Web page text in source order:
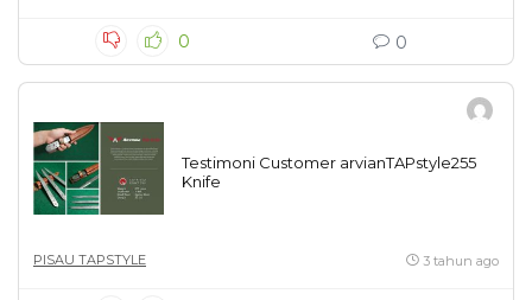
0 0
Testimoni Customer arvianTAPstyle255
Knife
PISAU TAPSTYLE 3 tahun ago